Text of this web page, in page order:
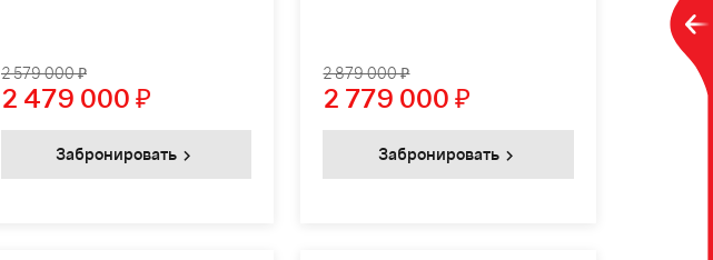
2 579 000 ₽
2 479 000 ₽
Забронировать
2 879 000 ₽
2 779 000 ₽
Забронировать